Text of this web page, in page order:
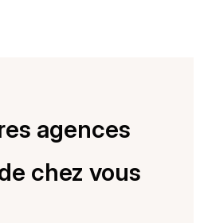
agences
chez vous